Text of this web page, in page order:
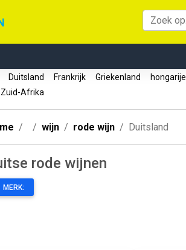
Duitsland Frankrijk Griekenland hongarije
Zuid-Afrika
wijn rode wijn Duitsland
rode wijnen
MERK: